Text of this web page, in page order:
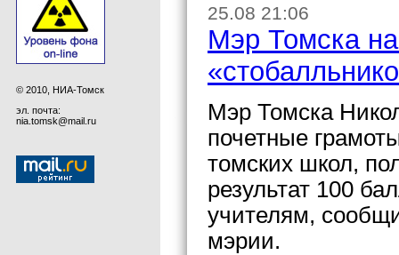
© 2010, НИА-Томск
эл. почта:
nia.tomsk@mail.ru
25.08 21:06
Мэр Томска
Мэр Томска
почетные
томских школ,
результат 100
учителям,
мэрии.